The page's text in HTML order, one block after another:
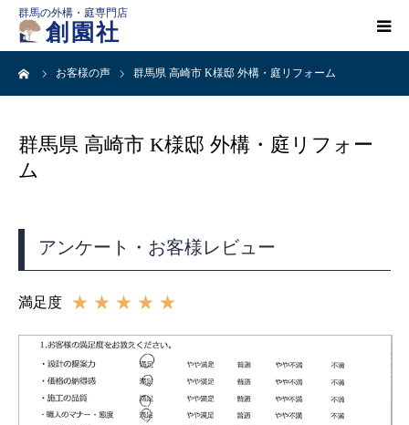
群馬の外構・庭専門店
創園社
お客様の声 群馬県 高崎市 K様邸 外構・庭リフォーム
群馬県 高崎市 K様邸 外構・庭リフォー
ム
アンケート・お客様レビュー
満足度 ★★★★★
HOME
施工事例一覧
会社概要
ご依頼の流れ